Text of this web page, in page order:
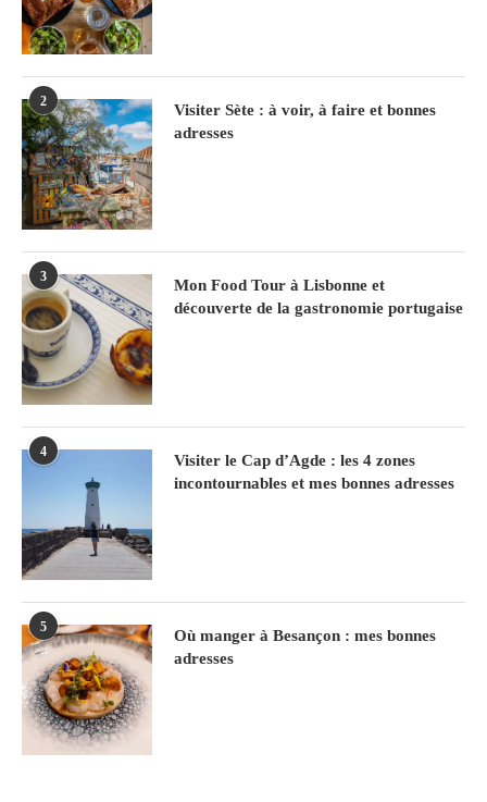
2
Visiter Sète : à voir, à faire et bonnes
adresses
3
Mon Food Tour à Lisbonne et
découverte de la gastronomie portugaise
4
Visiter le Cap d’Agde : les 4 zones
incontournables et mes bonnes adresses
5
Où manger à Besançon : mes bonnes
adresses